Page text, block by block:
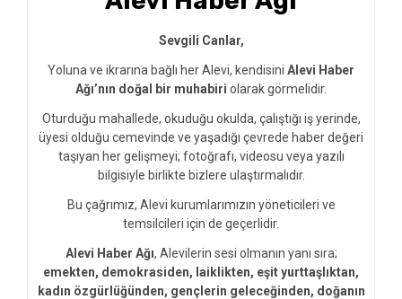
Sevgili Canlar,
Yoluna ve ikrarına bağlı her Alevi, kendisini Alevi Haber
Ağı’nın doğal bir muhabiri olarak görmelidir.
Oturduğu mahallede, okuduğu okulda, çalıştığı iş yerinde,
üyesi olduğu cemevinde ve yaşadığı çevrede haber değeri
taşıyan her gelişmeyi; fotoğrafı, videosu veya yazılı
bilgisiyle birlikte bizlere ulaştırmalıdır.
Bu çağrımız, Alevi kurumlarımızın yöneticileri ve
temsilcileri için de geçerlidir.
Alevi Haber Ağı, Alevilerin sesi olmanın yanı sıra;
emekten, demokrasiden, laiklikten, eşit yurttaşlıktan,
kadın özgürlüğünden, gençlerin geleceğinden, doğanın